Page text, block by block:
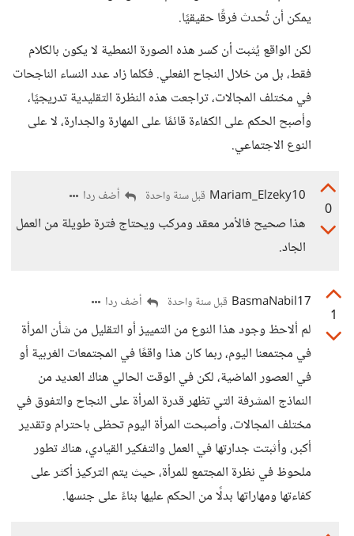
يمكن أن تُحدث فرقًا حقيقيًا.
لكن الواقع يُثبت أن كسر هذه الصورة النمطية لا يكون بالكلام
فقط، بل من خلال النجاح الفعلي. فكلما زاد عدد النساء الناجحات
في مختلف المجالات، تراجعت هذه النظرة التقليدية تدريجيًا،
وأصبح الحكم على الكفاءة قائمًا على المهارة والجدارة، لا على
النوع الاجتماعي.
0
Mariam_Elzeky10 قبل سنة واحدة أضف ردا
هذا صحيح فالأمر معقد ومركب ويحتاج فترة طويلة من العمل
الجاد.
1
BasmaNabil17 قبل سنة واحدة أضف ردا
لم ألاحظ وجود هذا النوع من التمييز أو التقليل من شأن المرأة
في مجتمعنا اليوم، ربما كان هذا واقعًا في المجتمعات الغربية أو
في العصور الماضية، لكن في الوقت الحالي هناك العديد من
النماذج المشرفة التي تظهر قدرة المرأة على النجاح والتفوق في
مختلف المجالات، وأصبحت المرأة اليوم تحظى باحترام وتقدير
أكبر، وأثبتت جدارتها في العمل والتفكير القيادي، هناك تطور
ملحوظ في نظرة المجتمع للمرأة، حيث يتم التركيز أكثر على
كفاءتها ومهاراتها بدلًا من الحكم عليها بناءً على جنسها.